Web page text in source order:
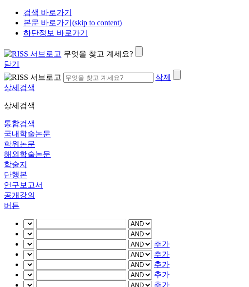
검색 바로가기
본문 바로가기(skip to content)
하단정보 바로가기
무엇을 찾고 계세요?
닫기
삭제
상세검색
상세검색
통합검색
국내학술논문
학위논문
해외학술논문
학술지
단행본
연구보고서
공개강의
버튼
추가
추가
추가
추가
추가